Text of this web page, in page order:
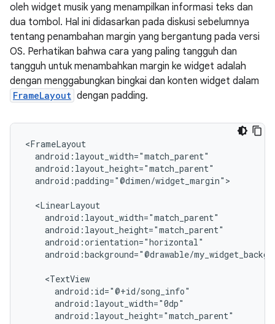
oleh widget musik yang menampilkan informasi teks dan
dua tombol. Hal ini didasarkan pada diskusi sebelumnya
tentang penambahan margin yang bergantung pada versi
OS. Perhatikan bahwa cara yang paling tangguh dan
tangguh untuk menambahkan margin ke widget adalah
dengan menggabungkan bingkai dan konten widget dalam
FrameLayout dengan padding.
android:padding="@dimen/widget_margin">
android:background="@drawable/